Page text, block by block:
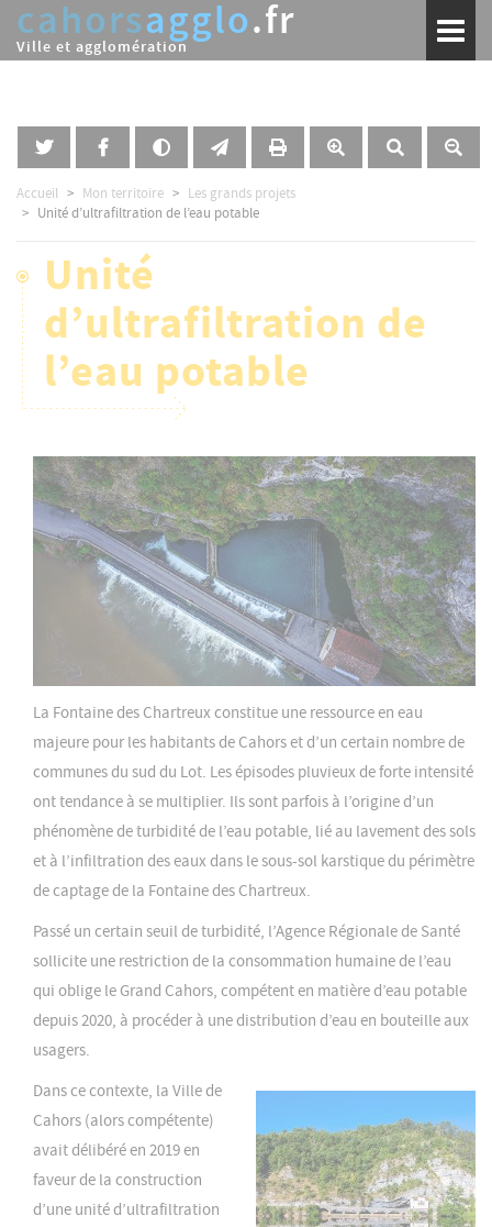
Aller
contenu
cahorsagglo.fr
Ville et agglomération
Accueil Mon territoire
Les grands projets
Unité d’ultrafiltration de l’eau potable
Unité
d’ultrafiltration de
l’eau potable
La Fontaine des Chartreux constitue une ressource en eau
majeure pour les habitants de Cahors et d’un certain nombre de
communes du sud du Lot. Les épisodes pluvieux de forte intensité
ont tendance à se multiplier. Ils sont parfois à l’origine d’un
phénomène de turbidité de l’eau potable, lié au lavement des sols
et à l’infiltration des eaux dans le sous-sol karstique du périmètre
de captage de la Fontaine des Chartreux.
Passé un certain seuil de turbidité, l’Agence Régionale de Santé
sollicite une restriction de la consommation humaine de l’eau
qui oblige le Grand Cahors, compétent en matière d’eau potable
depuis 2020, à procéder à une distribution d’eau en bouteille aux
usagers.
Dans ce contexte, la Ville de
Cahors (alors compétente)
avait délibéré en 2019 en
faveur de la construction
d’une unité d’ultrafiltration